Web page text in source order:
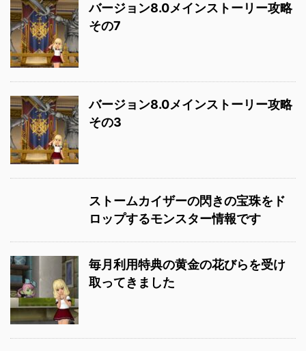
バージョン8.0メインストーリー攻略
その7
バージョン8.0メインストーリー攻略
その3
ストームカイザーの閃きの宝珠をド
ロップするモンスター情報です
毎月利用特典の黄金の花びらを受け
取ってきました